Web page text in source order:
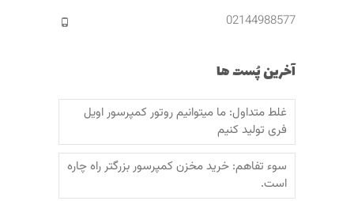
02144988577
آخرین پُست ها
غلط متداول: ما میتوانیم روتور کمپرسور اویل
فری تولید کنیم
سوء تفاهم: خرید مخزن کمپرسور بزرگتر راه چاره
است.